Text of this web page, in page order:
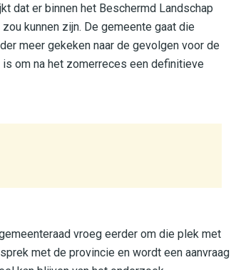
dat er binnen het Beschermd Landschap
kunnen zijn. De gemeente gaat die
meer gekeken naar de gevolgen voor de
om na het zomerreces een definitieve
vroeg eerder om die plek met
met de provincie en wordt een aanvraag